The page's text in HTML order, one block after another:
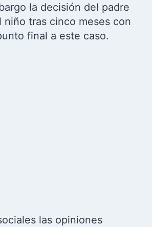
la decisión del padre
niño tras cinco meses con
final a este caso.
las opiniones